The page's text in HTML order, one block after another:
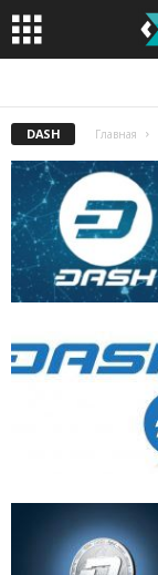
DASH Главная